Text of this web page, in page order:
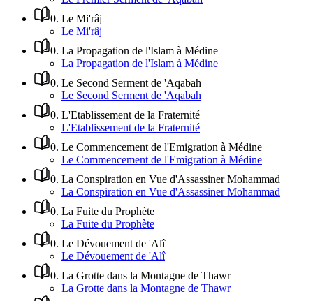
0. Le Mi'râj
Le Mi'râj
0. La Propagation de l'Islam à Médine
La Propagation de l'Islam à Médine
0. Le Second Serment de 'Aqabah
Le Second Serment de 'Aqabah
0. L'Etablissement de la Fraternité
L'Etablissement de la Fraternité
0. Le Commencement de l'Emigration à Médine
Le Commencement de l'Emigration à Médine
0. La Conspiration en Vue d'Assassiner Mohammad
La Conspiration en Vue d'Assassiner Mohammad
0. La Fuite du Prophète
La Fuite du Prophète
0. Le Dévouement de 'Alî
Le Dévouement de 'Alî
0. La Grotte dans la Montagne de Thawr
La Grotte dans la Montagne de Thawr